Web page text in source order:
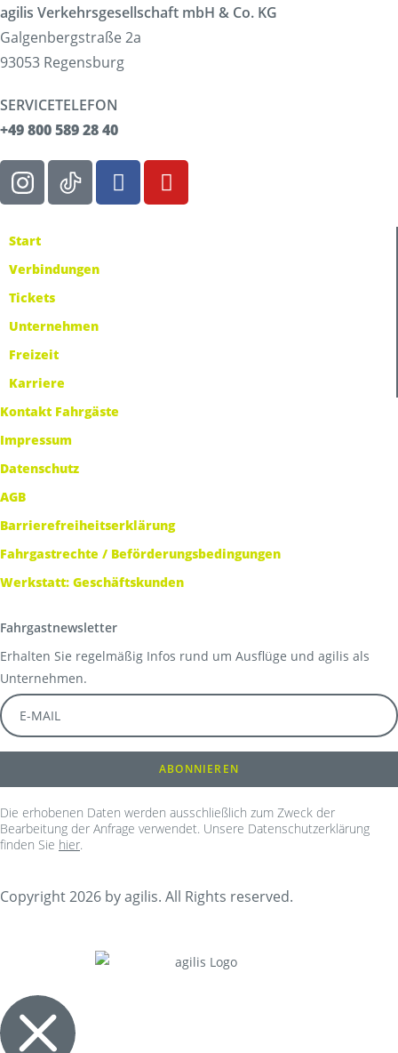
agilis Verkehrsgesellschaft mbH & Co. KG
Galgenbergstraße 2a
93053 Regensburg
SERVICETELEFON
+49 800 589 28 40
Start
Verbindungen
Tickets
Unternehmen
Freizeit
Karriere
Kontakt Fahrgäste
Impressum
Datenschutz
AGB
Barrierefreiheitserklärung
Fahrgastrechte / Beförderungsbedingungen
Werkstatt: Geschäftskunden
Fahrgastnewsletter
Erhalten Sie regelmäßig Infos rund um Ausflüge und agilis als
Unternehmen.
Die erhobenen Daten werden ausschließlich zum Zweck der
Bearbeitung der Anfrage verwendet. Unsere Datenschutzerklärung
finden Sie hier.
Copyright 2026 by agilis. All Rights reserved.